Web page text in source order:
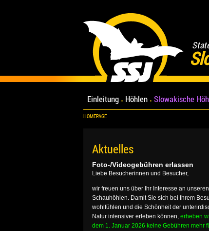
Einleitung Höhlen Slowakische
HOMEPAGE
Aktuelles
Foto-/Videogebühren erlassen
Liebe Besucherinnen und Besucher,
wir freuen uns über Ihr Interesse an unseren
Schauhöhlen. Damit Sie sich bei Ihrem
wohlfühlen und die Schönheit der
Natur intensiver erleben können, erheben
dem 1. Januar 2026 keine Gebühren mehr